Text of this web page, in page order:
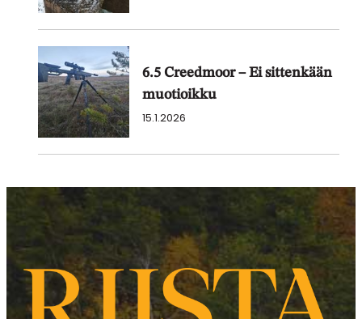
6.5 Creedmoor – Ei sittenkään
muotioikku
15.1.2026